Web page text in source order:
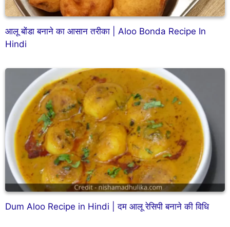
आलू बोंडा बनाने का आसान तरीका | Aloo Bonda Recipe In
Hindi
Dum Aloo Recipe in Hindi | दम आलू रेसिपी बनाने की विधि